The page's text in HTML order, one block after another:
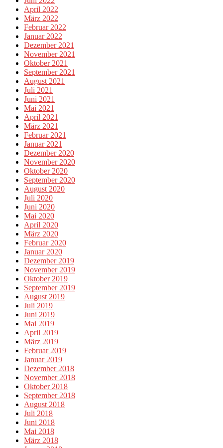
April 2022
März 2022
Februar 2022
Januar 2022
Dezember 2021
November 2021
Oktober 2021
September 2021
August 2021
Juli 2021
Juni 2021
Mai 2021
April 2021
März 2021
Februar 2021
Januar 2021
Dezember 2020
November 2020
Oktober 2020
September 2020
August 2020
Juli 2020
Juni 2020
Mai 2020
April 2020
März 2020
Februar 2020
Januar 2020
Dezember 2019
November 2019
Oktober 2019
September 2019
August 2019
Juli 2019
Juni 2019
Mai 2019
April 2019
März 2019
Februar 2019
Januar 2019
Dezember 2018
November 2018
Oktober 2018
September 2018
August 2018
Juli 2018
Juni 2018
Mai 2018
März 2018